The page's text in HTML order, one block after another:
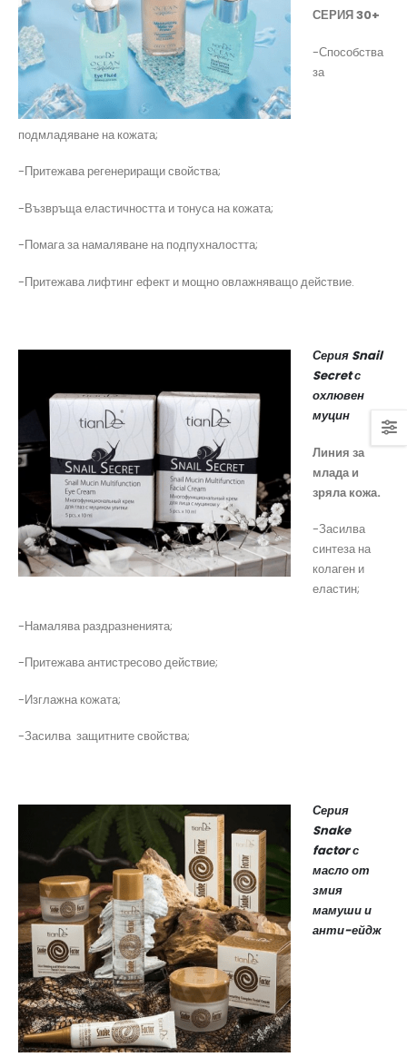
СЕРИЯ 30+
-Способства
за
подмладяване на кожата;
-Притежава регенериращи свойства;
-Възвръща еластичността и тонуса на кожата;
-Помага за намаляване на подпухналостта;
-Притежава лифтинг ефект и мощно овлажняващо действие.
Серия Snail
Secret с
охлювен
муцин
Линия за
млада и
зряла кожа.
-Засилва
синтеза на
колаген и
еластин;
-Намалява раздразненията;
-Притежава антистресово действие;
-Изглажна кожата;
-Засилва защитните свойства;
Серия
Snake
factor с
масло от
змия
мамуши и
анти-ейдж